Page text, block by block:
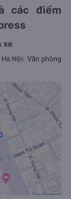
các điểm
xe
Nội: Văn phòng